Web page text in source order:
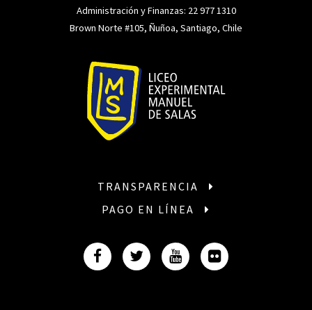
Administración y Finanzas: 22 977 1310
Brown Norte #105, Ñuñoa, Santiago, Chile
TRANSPARENCIA
PAGO EN LÍNEA